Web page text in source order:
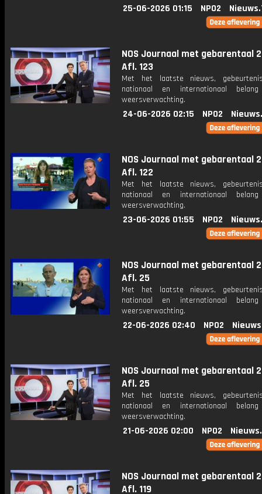
25-06-2026 01:15 NPO2
NOS Journaal met gebarentaal
Afl. 123
Met het laatste nieuws,
nationaal en internationaal
weersverwachting.
24-06-2026 02:15 NPO2
NOS Journaal met gebarentaal
Afl. 122
Met het laatste nieuws,
nationaal en internationaal
weersverwachting.
23-06-2026 01:55 NPO2
NOS Journaal met gebarentaal
Afl. 25
Met het laatste nieuws,
nationaal en internationaal
weersverwachting.
22-06-2026 02:40 NPO2
NOS Journaal met gebarentaal
Afl. 25
Met het laatste nieuws,
nationaal en internationaal
weersverwachting.
21-06-2026 02:00 NPO2
NOS Journaal met gebarentaal
Afl. 119